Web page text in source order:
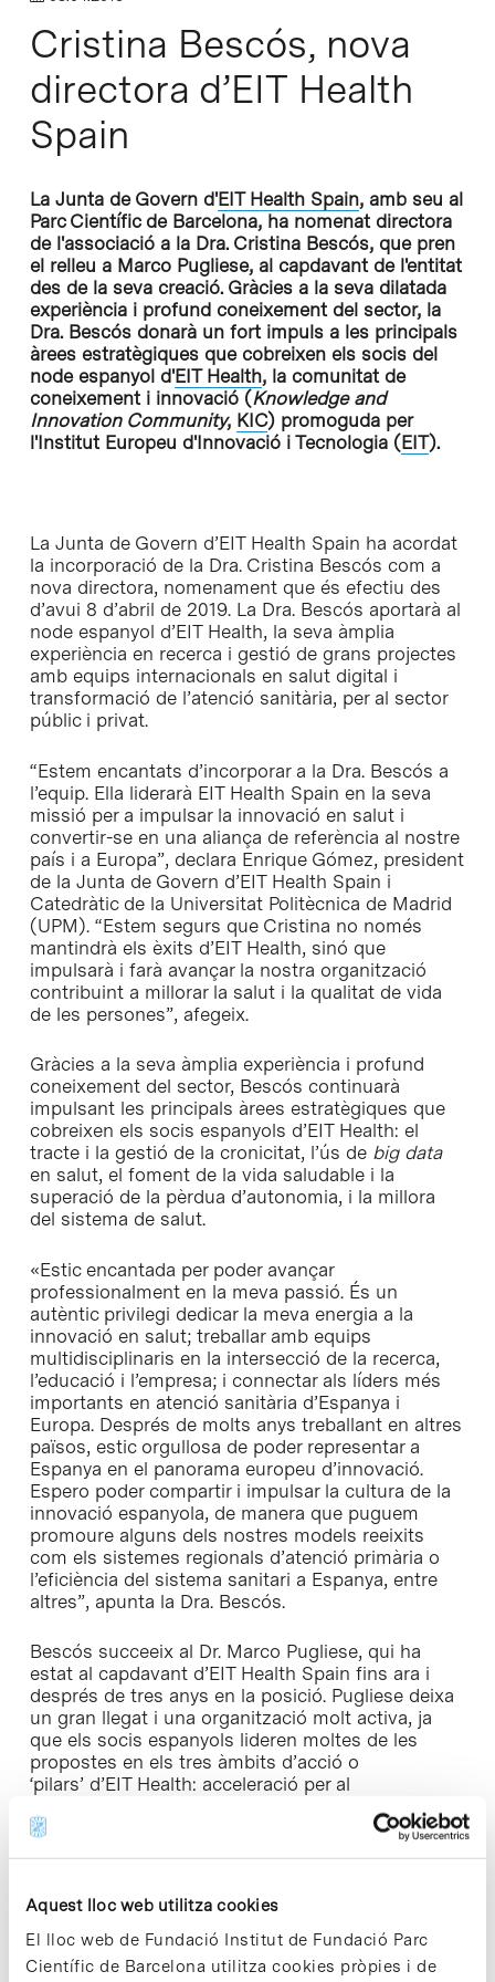
Aquest lloc web utilitza cookies
El lloc web de Fundació Institut de Fundació Parc
Científic de Barcelona utilitza cookies pròpies i de
Cristina Bescós, nova
directora d’EIT Health
Spain
La Junta de Govern d'EIT Health Spain, amb seu al
Parc Científic de Barcelona, ha nomenat directora
de l'associació a la Dra. Cristina Bescós, que pren
el relleu a Marco Pugliese, al capdavant de l'entitat
des de la seva creació. Gràcies a la seva dilatada
experiència i profund coneixement del sector, la
Dra. Bescós donarà un fort impuls a les principals
àrees estratègiques que cobreixen els socis del
node espanyol d'EIT Health, la comunitat de
coneixement i innovació (Knowledge and
Innovation Community, KIC) promoguda per
l'Institut Europeu d'Innovació i Tecnologia (EIT).
La Junta de Govern d’EIT Health Spain ha acordat
la incorporació de la Dra. Cristina Bescós com a
nova directora, nomenament que és efectiu des
d’avui 8 d’abril de 2019. La Dra. Bescós aportarà al
node espanyol d’EIT Health, la seva àmplia
experiència en recerca i gestió de grans projectes
amb equips internacionals en salut digital i
transformació de l’atenció sanitària, per al sector
públic i privat.
“Estem encantats d’incorporar a la Dra. Bescós a
l’equip. Ella liderarà EIT Health Spain en la seva
missió per a impulsar la innovació en salut i
convertir-se en una aliança de referència al nostre
país i a Europa”, declara Enrique Gómez, president
de la Junta de Govern d’EIT Health Spain i
Catedràtic de la Universitat Politècnica de Madrid
(UPM). “Estem segurs que Cristina no només
mantindrà els èxits d’EIT Health, sinó que
impulsarà i farà avançar la nostra organització
contribuint a millorar la salut i la qualitat de vida
de les persones”, afegeix.
Gràcies a la seva àmplia experiència i profund
coneixement del sector, Bescós continuarà
impulsant les principals àrees estratègiques que
cobreixen els socis espanyols d’EIT Health: el
tracte i la gestió de la cronicitat, l’ús de big data
en salut, el foment de la vida saludable i la
superació de la pèrdua d’autonomia, i la millora
del sistema de salut.
«Estic encantada per poder avançar
professionalment en la meva passió. És un
autèntic privilegi dedicar la meva energia a la
innovació en salut; treballar amb equips
multidisciplinaris en la intersecció de la recerca,
l’educació i l’empresa; i connectar als líders més
importants en atenció sanitària d’Espanya i
Europa. Després de molts anys treballant en altres
països, estic orgullosa de poder representar a
Espanya en el panorama europeu d’innovació.
Espero poder compartir i impulsar la cultura de la
innovació espanyola, de manera que puguem
promoure alguns dels nostres models reeixits
com els sistemes regionals d’atenció primària o
l’eficiència del sistema sanitari a Espanya, entre
altres”, apunta la Dra. Bescós.
Bescós succeeix al Dr. Marco Pugliese, qui ha
estat al capdavant d’EIT Health Spain fins ara i
després de tres anys en la posició. Pugliese deixa
un gran llegat i una organització molt activa, ja
que els socis espanyols lideren moltes de les
propostes en els tres àmbits d’acció o
‘pilars’ d’EIT Health: acceleració per al
desenvolupament de negoci, campus per a
l’educació, i innovació per a donar suport noves
orgullosos del seu lideratge i èxit. Els nostres
millors desitjos per a Marco Pugliese en els seus
projectes futurs,” afirma Enrique Gómez.